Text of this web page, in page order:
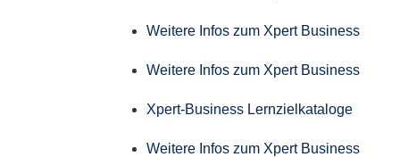
Weitere Infos zum Xpert Business
Weitere Infos zum Xpert Business
Xpert-Business Lernzielkataloge
Weitere Infos zum Xpert Business